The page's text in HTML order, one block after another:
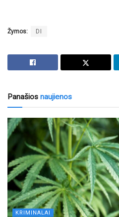
Žymos: DI
Panašios naujienos
KRIMINALAI